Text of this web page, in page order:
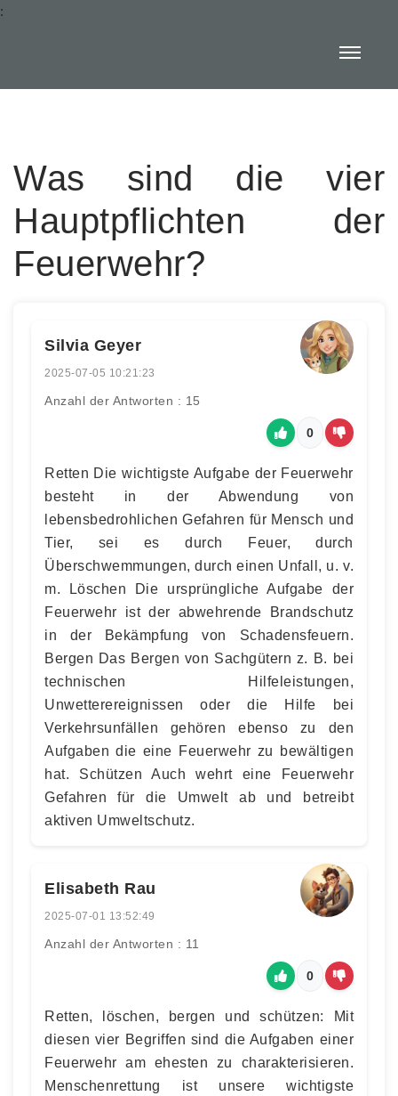
:
Was sind die vier
Hauptpflichten der
Feuerwehr?
Silvia Geyer
2025-07-05 10:21:23
Anzahl der Antworten : 15
0
Retten Die wichtigste Aufgabe der Feuerwehr
besteht in der Abwendung von
lebensbedrohlichen Gefahren für Mensch und
Tier, sei es durch Feuer, durch
Überschwemmungen, durch einen Unfall, u. v.
m. Löschen Die ursprüngliche Aufgabe der
Feuerwehr ist der abwehrende Brandschutz
in der Bekämpfung von Schadensfeuern.
Bergen Das Bergen von Sachgütern z. B. bei
technischen Hilfeleistungen,
Unwetterereignissen oder die Hilfe bei
Verkehrsunfällen gehören ebenso zu den
Aufgaben die eine Feuerwehr zu bewältigen
hat. Schützen Auch wehrt eine Feuerwehr
Gefahren für die Umwelt ab und betreibt
aktiven Umweltschutz.
Elisabeth Rau
2025-07-01 13:52:49
Anzahl der Antworten : 11
0
Retten, löschen, bergen und schützen: Mit
diesen vier Begriffen sind die Aufgaben einer
Feuerwehr am ehesten zu charakterisieren.
Menschenrettung ist unsere wichtigste